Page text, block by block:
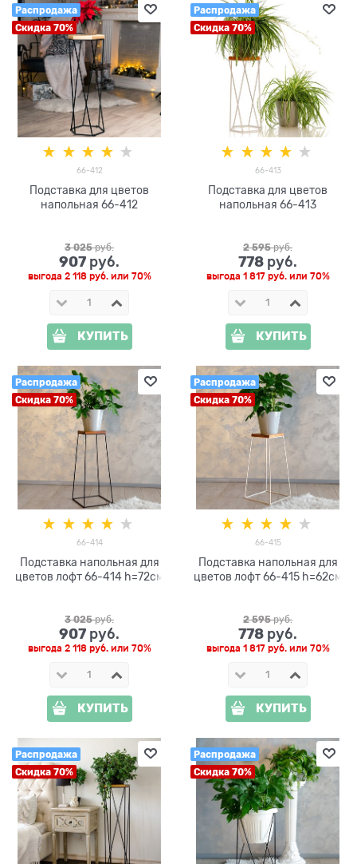
Распродажа
Скидка 70%
66-412
Подставка для цветов
напольная 66-412
3 025 руб.
907 руб.
выгода 2 118 руб.или 70%
КУПИТЬ
Распродажа
Скидка 70%
66-413
Подставка для цветов
напольная 66-413
2 595 руб.
778 руб.
выгода 1 817 руб.или 70%
КУПИТЬ
Распродажа
Скидка 70%
66-414
Подставка напольная для
цветов лофт 66-414 h=72см
3 025 руб.
907 руб.
выгода 2 118 руб.или 70%
КУПИТЬ
Распродажа
Скидка 70%
66-415
Подставка напольная для
цветов лофт 66-415 h=62см
2 595 руб.
778 руб.
выгода 1 817 руб.или 70%
КУПИТЬ
Распродажа
Скидка 70%
Распродажа
Скидка 70%